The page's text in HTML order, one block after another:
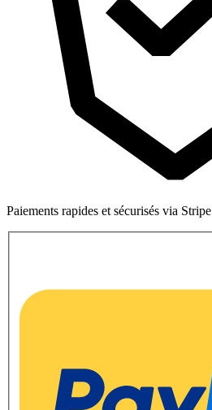
Paiements rapides et sécurisés via Stripe